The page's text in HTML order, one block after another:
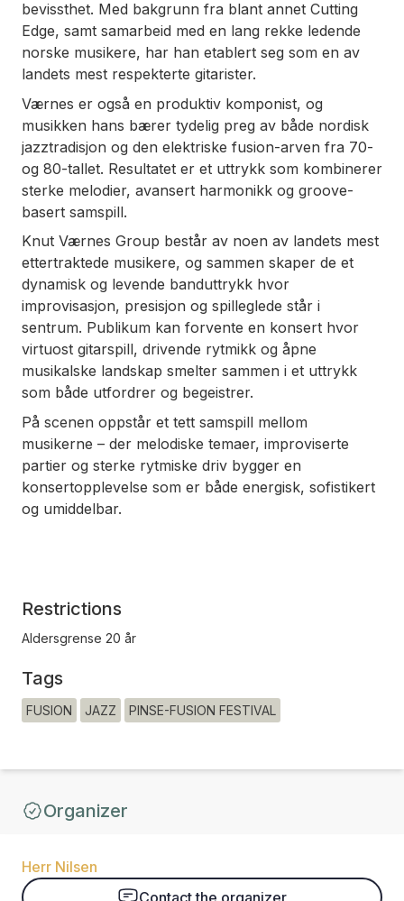
bevissthet. Med bakgrunn fra blant annet Cutting
Edge, samt samarbeid med en lang rekke ledende
norske musikere, har han etablert seg som en av
landets mest respekterte gitarister.
Værnes er også en produktiv komponist, og
musikken hans bærer tydelig preg av både nordisk
jazztradisjon og den elektriske fusion-arven fra 70-
og 80-tallet. Resultatet er et uttrykk som kombinerer
sterke melodier, avansert harmonikk og groove-
basert samspill.
Knut Værnes Group består av noen av landets mest
ettertraktede musikere, og sammen skaper de et
dynamisk og levende banduttrykk hvor
improvisasjon, presisjon og spilleglede står i
sentrum. Publikum kan forvente en konsert hvor
virtuost gitarspill, drivende rytmikk og åpne
musikalske landskap smelter sammen i et uttrykk
som både utfordrer og begeistrer.
På scenen oppstår et tett samspill mellom
musikerne – der melodiske temaer, improviserte
partier og sterke rytmiske driv bygger en
konsertopplevelse som er både energisk, sofistikert
og umiddelbar.
Restrictions
Aldersgrense 20 år
Tags
FUSION JAZZ PINSE-FUSION FESTIVAL
Organizer
Herr Nilsen
Contact the organizer